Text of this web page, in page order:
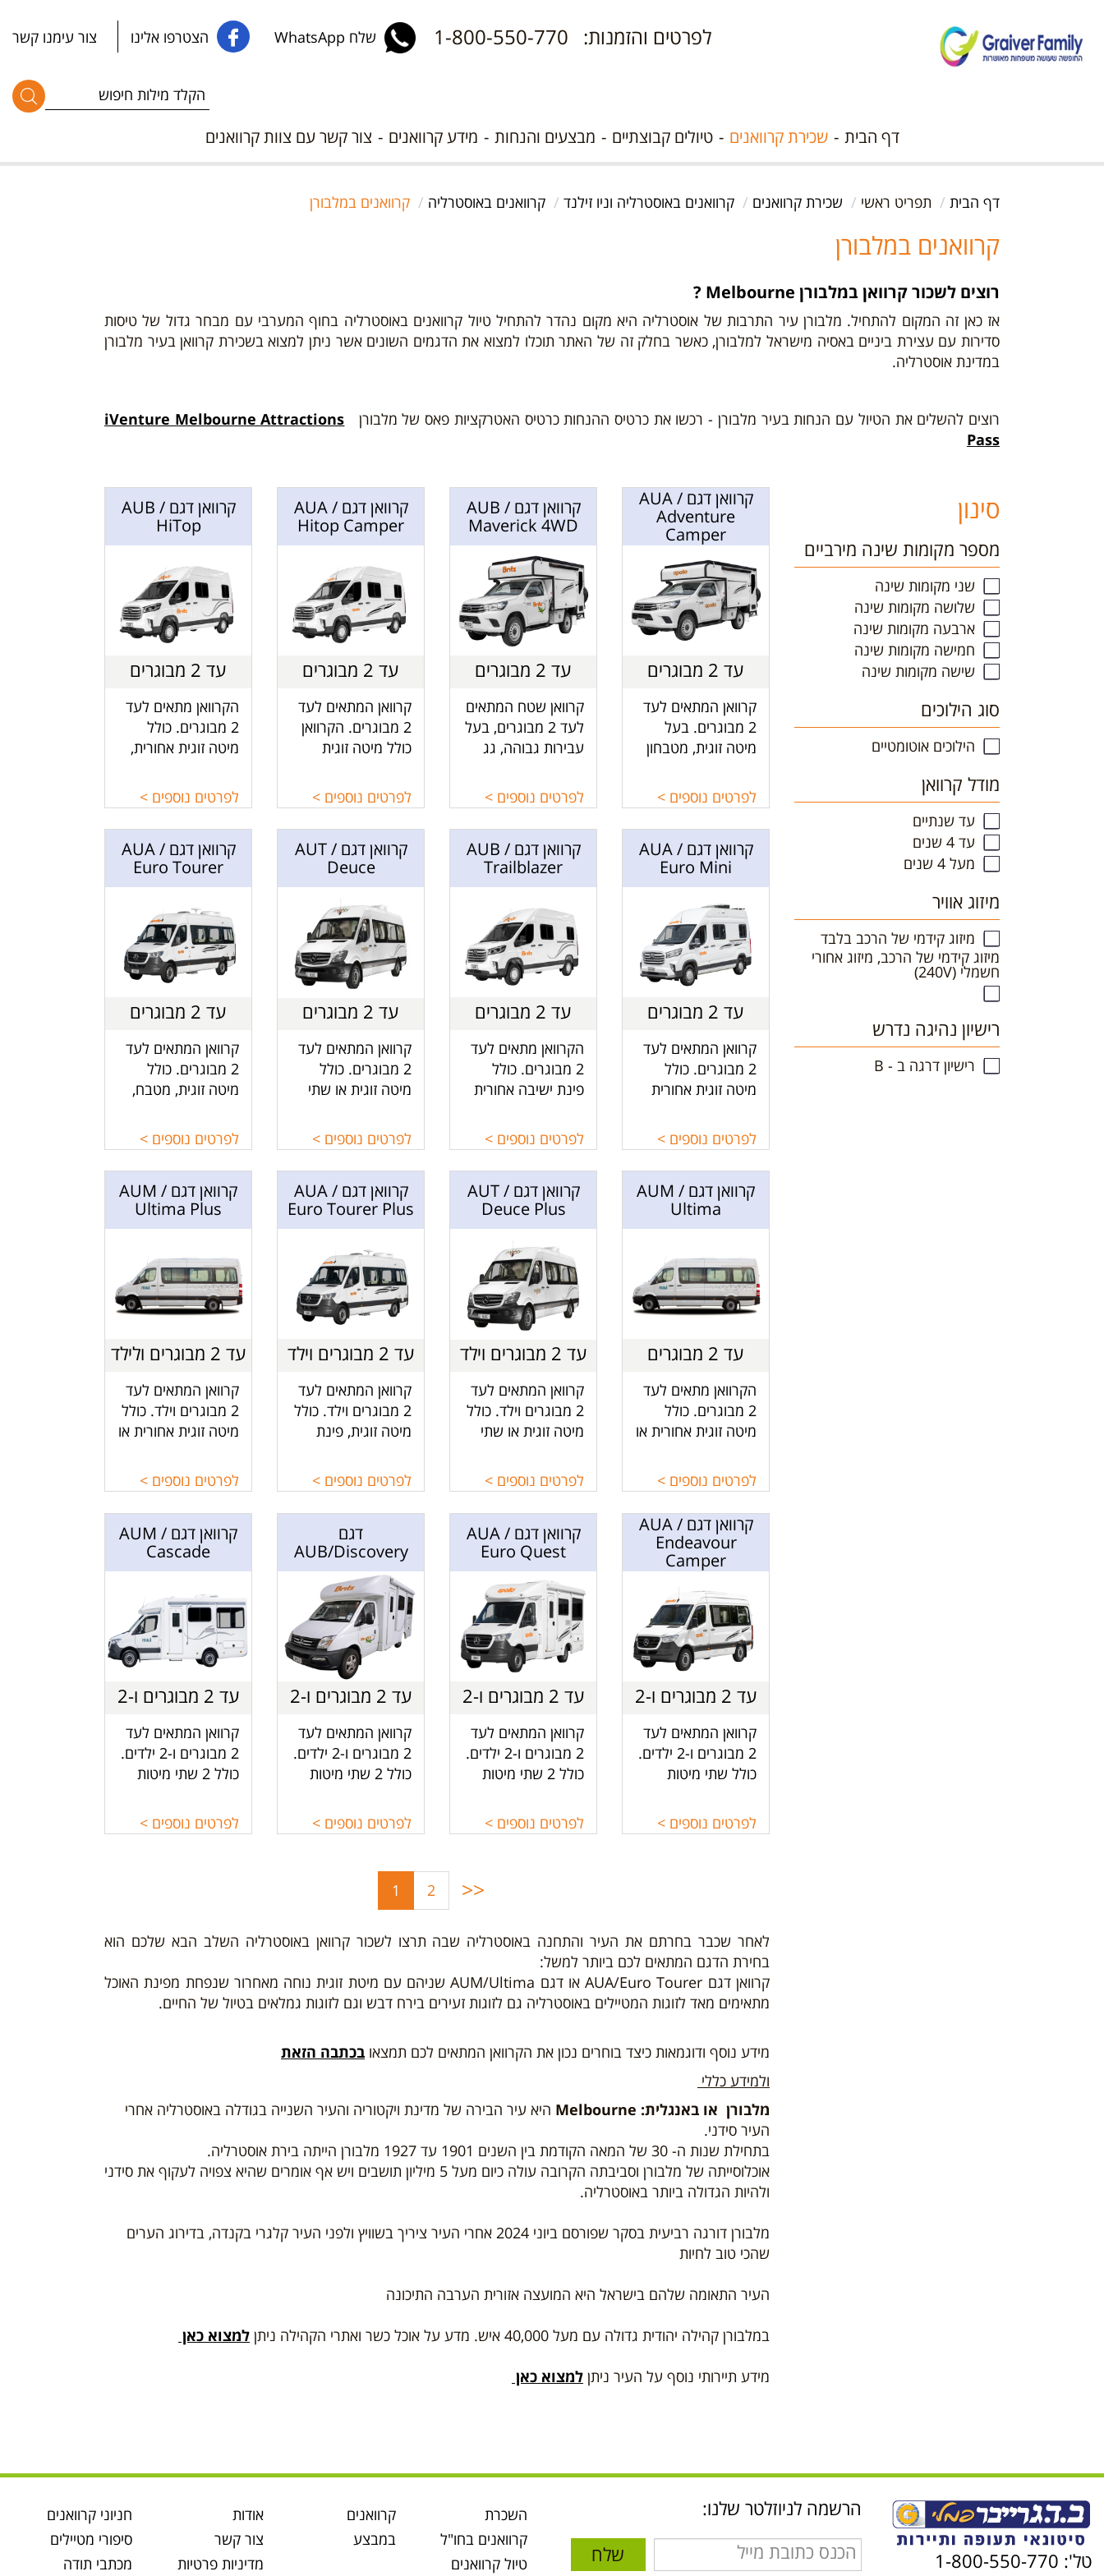
שלח WhatsApp הצטרפו אלינו צור עימנו קשר לפרטים והזמנות: 1-800-550-770
דף הבית שכירת קרוואנים טיולים קבוצתיים מבצעים והנחות מידע קרוואנים צור קשר עם צוות קרוואנים
דף הבית תפריט ראשי שכירת קרוואנים קרוואנים באוסטרליה וניו זילנד קרוואנים באוסטרליה קרוואנים במלבורן
קרוואנים במלבורן
רוצים לשכור קרוואן במלבורן Melbourne ?
אז כאן זה המקום להתחיל. מלבורן עיר התרבות של אוסטרליה היא מקום נהדר להתחיל טיול קרוואנים באוסטרליה בחוף המערבי עם מבחר גדול של טיסות
סדירות עם עצירת ביניים באסיה מישראל למלבורן, כאשר בחלק זה של האתר תוכלו למצוא את הדגמים השונים אשר ניתן למצוא בשכירת קרוואן בעיר מלבורן
במדינת אוסטרליה.
רוצים להשלים את הטיול עם הנחות בעיר מלבורן - רכשו את כרטיס ההנחות כרטיס האטרקציות פאס של מלבורן
iVenture Melbourne Attractions
Pass
סינון
מספר מקומות שינה מירביים
שני מקומות שינה
שלושה מקומות שינה
ארבעה מקומות שינה
חמישה מקומות שינה
שישה מקומות שינה
סוג הילוכים
הילוכים אוטומטיים
מודל קרוואן
עד שנתיים
עד 4 שנים
מעל 4 שנים
מיזוג אוויר
מיזוג קידמי של הרכב בלבד
מיזוג קידמי של הרכב, מיזוג אחורי
חשמלי (240V)
רישיון נהיגה נדרש
רישיון דרגה ב - B
קרוואן דגם AUA /
Adventure
Camper
עד 2 מבוגרים
קרוואן המתאים לעד
2 מבוגרים. בעל
מיטה זוגית, מטבחון
ניידת וגג מתרחב.
לפרטים נוספים >
קרוואן דגם AUB /
Maverick 4WD
עד 2 מבוגרים
קרוואן שטח המתאים
לעד 2 מבוגרים, בעל
עבירות גבוהה, גג
אחורית קבועה וללא
מקלחת ושירותים.
לפרטים נוספים >
קרוואן דגם AUA /
Hitop Camper
עד 2 מבוגרים
קרוואן המתאים לעד
2 מבוגרים. הקרוואן
כולל מיטה זוגית
מפינת האוכל, פינת
אוכל ומטבחון.
לפרטים נוספים >
קרוואן דגם AUB /
HiTop
עד 2 מבוגרים
הקרוואן מתאים לעד
2 מבוגרים. כולל
מיטה זוגית אחורית,
לפרטים נוספים >
קרוואן דגם AUA /
Euro Mini
עד 2 מבוגרים
קרוואן המתאים לעד
2 מבוגרים. כולל
מיטה זוגית אחורית
האוכל, פינת אוכל,
מטבחון, מקלחת
ושירותים.
לפרטים נוספים >
קרוואן דגם AUB /
Trailblazer
עד 2 מבוגרים
הקרוואן מתאים לעד
2 מבוגרים. כולל
פינת ישיבה אחורית
פינת אוכל, מטבח,
מקלחת ושירותים.
לפרטים נוספים >
קרוואן דגם AUT /
Deuce
עד 2 מבוגרים
קרוואן המתאים לעד
2 מבוגרים. כולל
מיטה זוגית או שתי
מקלחת ושירותים.
לפרטים נוספים >
קרוואן דגם AUA /
Euro Tourer
עד 2 מבוגרים
קרוואן המתאים לעד
2 מבוגרים. כולל
מיטה זוגית, מטבח,
ושירותים.
לפרטים נוספים >
קרוואן דגם AUM /
Ultima
עד 2 מבוגרים
הקרוואן מתאים לעד
2 מבוגרים. כולל
מיטה זוגית אחורית או
פינת אוכל, מטבח,
מקלחת ושירותים.
לפרטים נוספים >
קרוואן דגם AUT /
Deuce Plus
עד 2 מבוגרים וילד
קרוואן המתאים לעד
2 מבוגרים וילד. כולל
מיטה זוגית או שתי
ההופכת למיטת ילד,
מטבח, מקלחת
ושירותים.
לפרטים נוספים >
קרוואן דגם AUA /
Euro Tourer Plus
עד 2 מבוגרים וילד
קרוואן המתאים לעד
2 מבוגרים וילד. כולל
מיטה זוגית, פינת
לילד, מטבח, מקלחת
ושירותים.
לפרטים נוספים >
קרוואן דגם AUM /
Ultima Plus
עד 2 מבוגרים ולילד
קרוואן המתאים לעד
2 מבוגרים וילד. כולל
מיטה זוגית אחורית או
יחיד, פינת אוכל,
מטבח, מקלחת
ושירותים.
לפרטים נוספים >
קרוואן דגם AUA /
Endeavour
Camper
עד 2 מבוגרים ו-2
קרוואן המתאים לעד
2 מבוגרים ו-2 ילדים.
כולל שתי מיטות
לשולחן צידי קטן.
לפרטים נוספים >
קרוואן דגם AUA /
Euro Quest
עד 2 מבוגרים ו-2
קרוואן המתאים לעד
2 מבוגרים ו-2 ילדים.
כולל 2 שתי מיטות
של הקרוואן אחת
מעל השנייה,
לפרטים נוספים >
דגם
AUB/Discovery
עד 2 מבוגרים ו-2
קרוואן המתאים לעד
2 מבוגרים ו-2 ילדים.
כולל 2 שתי מיטות
של הקרוואן אחת
מעל השנייה,
מקלחת, ושירותים.
לפרטים נוספים >
קרוואן דגם AUM /
Cascade
עד 2 מבוגרים ו-2
קרוואן המתאים לעד
2 מבוגרים ו-2 ילדים.
כולל 2 שתי מיטות
של הקרוואן אחת
מעל השנייה
לפרטים נוספים >
(current)
1 2 <<
לאחר שכבר בחרתם את העיר והתחנה באוסטרליה שבה תרצו לשכור קרוואן באוסטרליה השלב הבא שלכם הוא
בחירת הדגם המתאים לכם ביותר למשל:
קרוואן דגם AUA/Euro Tourer או דגם AUM/Ultima שניהם עם מיטת זוגית נוחה מאחרור שנפחת מפינת האוכל
מתאימים מאד לזוגות המטיילים באוסטרליה גם לזוגות זעירים בירח דבש וגם לזוגות גמלאים בטיול של החיים.
מידע נוסף ודוגמאות כיצד בוחרים נכון את הקרוואן המתאים לכם תמצאו בכתבה הזאת
ולמידע כללי
מלבורן או באנגלית: Melbourne
היא עיר הבירה של מדינת ויקטוריה והעיר השנייה בגודלה באוסטרליה אחרי
העיר סידני.
בתחילת שנות ה- 30 של המאה הקודמת בין השנים 1901 עד 1927 מלבורן הייתה בירת אוסטרליה.
אוכלוסייתה של מלבורן וסביבתה הקרובה עולה כיום מעל 5 מיליון תושבים ויש אף אומרים שהיא צפויה לעקוף את סידני
ולהיות הגדולה ביותר באוסטרליה.
מלבורן דורגה רביעית בסקר שפורסם ביוני 2024 אחרי העיר ציריך בשוויץ ולפני העיר קלגרי בקנדה, בדירוג הערים
שהכי טוב לחיות
העיר התאומה שלהם בישראל היא המועצה אזורית הערבה התיכונה
במלבורן קהילה יהודית גדולה עם מעל 40,000 איש. מדע על אוכל כשר ואתרי הקהילה ניתן למצוא כאן
מידע תיירותי נוסף על העיר ניתן למצוא כאן
טל': 1-800-550-770
הרשמה לניוזלטר שלנו:
שלח
השכרת
קרוואנים בחו"ל
טיול קרוואנים
קרוואנים
במבצע
אודות
צור קשר
מדיניות פרטיות
חניוני קרוואנים
סיפורי מטיילים
מכתבי תודה